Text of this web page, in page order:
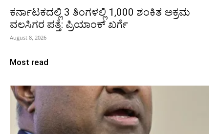
ಕರ್ನಾಟಕದಲ್ಲಿ 3 ತಿಂಗಳಲ್ಲಿ 1,000 ಶಂಕಿತ ಅಕ್ರಮ
ವಲಸಿಗರ ಪತ್ತೆ: ಪ್ರಿಯಾಂಕ್‌ ಖರ್ಗೆ
August 8, 2026
Most read